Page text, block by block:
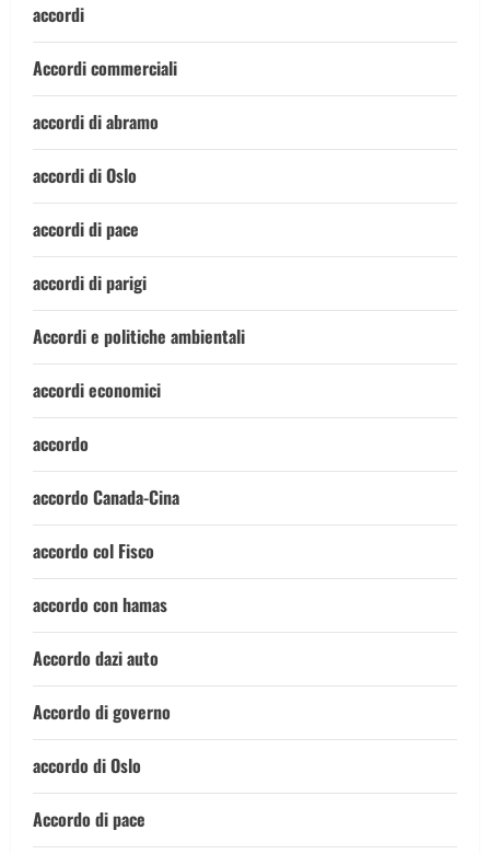
accordi
Accordi commerciali
accordi di abramo
accordi di Oslo
accordi di pace
accordi di parigi
Accordi e politiche ambientali
accordi economici
accordo
accordo Canada-Cina
accordo col Fisco
accordo con hamas
Accordo dazi auto
Accordo di governo
accordo di Oslo
Accordo di pace